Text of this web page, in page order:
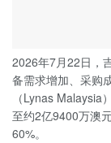
2026年7月22日，
备需求增加、采购
（Lynas
至约2亿9400万澳
60%。